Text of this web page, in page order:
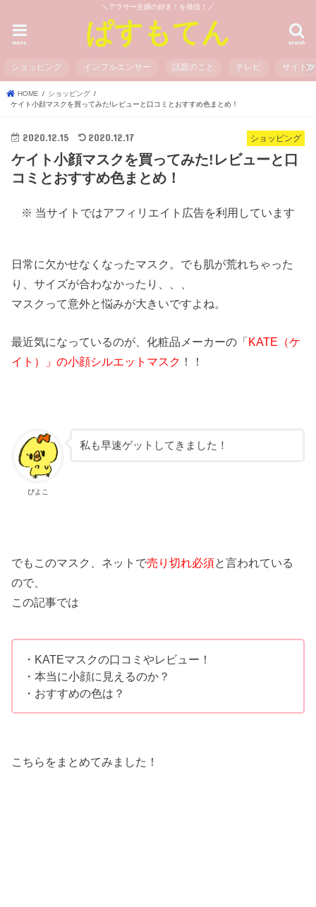
＼アラサー主婦の好き！を発信！／
ぱすもてん search
menu
ショッピング インフルエンサー 話題のこと テレビ サイト
HOME
ショッピング
ケイト小顔マスクを買ってみた!レビューと口コミとおすすめ色まとめ！
ショッピング
2020.12.15 2020.12.17
ケイト小顔マスクを買ってみた!レビューと口
コミとおすすめ色まとめ！
※ 当サイトではアフィリエイト広告を利用しています
日常に欠かせなくなったマスク。でも肌が荒れちゃった
り、サイズが合わなかったり、、、
マスクって意外と悩みが大きいですよね。
最近気になっているのが、化粧品メーカーの「KATE（ケ
イト）」の小顔シルエットマスク ！！
ぴよこ
私も早速ゲットしてきました！
でもこのマスク、ネットで売り切れ必須と言われている
ので、
この記事では
・KATEマスクの口コミやレビュー！
・本当に小顔に見えるのか？
・おすすめの色は？
こちらをまとめてみました！